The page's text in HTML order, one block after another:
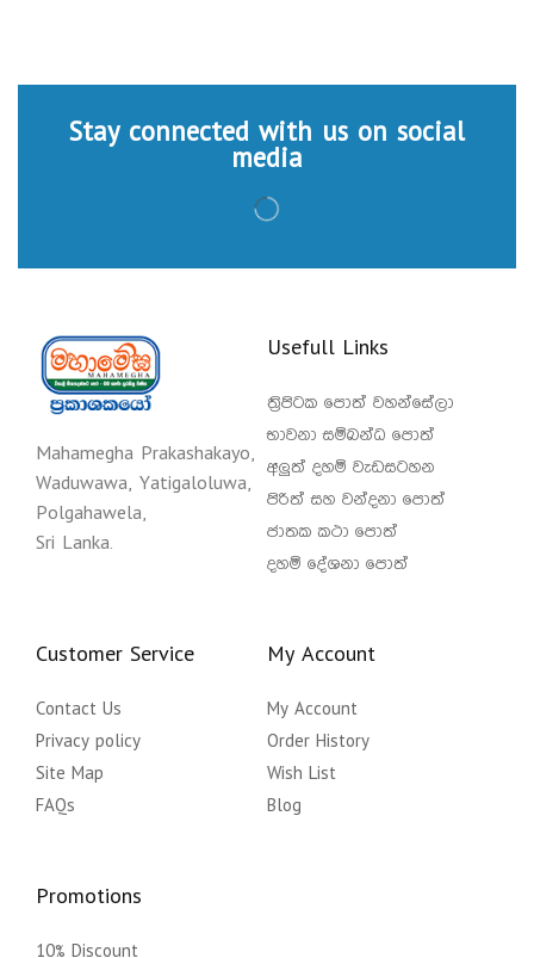
Stay connected with us on social
media
Mahamegha Prakashakayo,
Waduwawa, Yatigaloluwa,
Polgahawela,
Sri Lanka.
Usefull Links
ත්‍රිපිටක පොත් වහන්සේලා
භාවනා සම්බන්ධ පොත්
අලුත් දහම් වැඩසටහන
පිරිත් සහ වන්දනා පොත්
ජාතක කථා පොත්
දහම් දේශනා පොත්
Customer Service
Contact Us
Privacy policy
Site Map
FAQs
My Account
My Account
Order History
Wish List
Blog
Promotions
10% Discount